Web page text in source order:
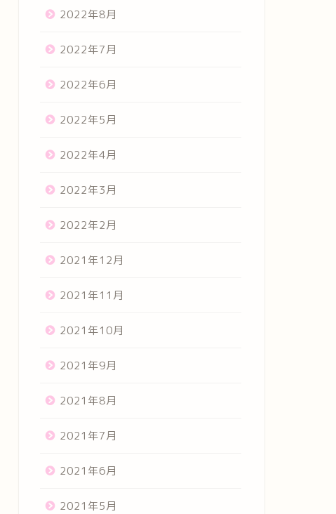
2022年8月
2022年7月
2022年6月
2022年5月
2022年4月
2022年3月
2022年2月
2021年12月
2021年11月
2021年10月
2021年9月
2021年8月
2021年7月
2021年6月
2021年5月